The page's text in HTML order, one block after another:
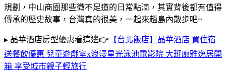
規劃，中山商圈那些微不足道的日常點滴，其實背後都有值得
傳承的歷史故事，台灣真的很美，一起來趟島內散步吧~
▸ 晶華酒店房型優惠看這邊👉 【台北飯店】晶華酒店 買住宿
送餐飲優惠 兒童遊戲室x浪漫星光泳池電影院 大班廊雅逸居開
箱 享受城市親子輕旅行